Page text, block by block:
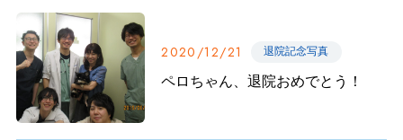
2020/12/21 退院記念写真
ペロちゃん、退院おめでとう！